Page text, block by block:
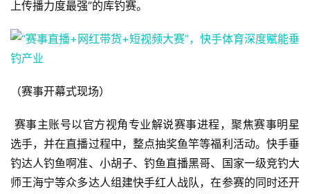
上传播力度最强”的库钓赛。
（赛事开幕式现场）
选手，并在直播过程中，整点抽奖鱼竿等福利活动。快手垂
钓达人钓鱼啊准、小胡子、钓鱼直播黑哥、国家一级竞钓大
师王海宁等众多达人组建快手红人战队，在参赛的同时还开